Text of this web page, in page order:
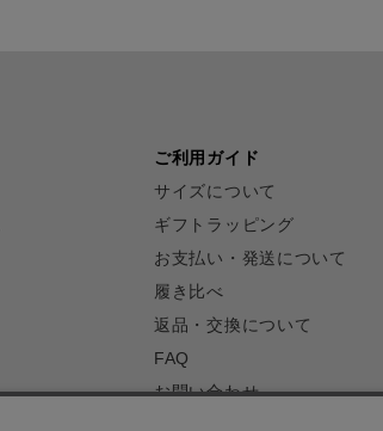
ご利用ガイド
サイズについて
ギフトラッピング
お支払い・発送について
履き比べ
返品・交換について
FAQ
お問い合わせ